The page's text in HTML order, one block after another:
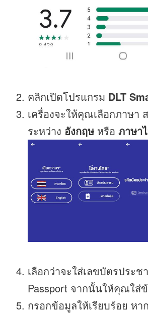
คลิกเปิดโปรแกรม DLT
เครื่องจะให้คุณเลือกภาษา
ระหว่าง อังกฤษ หรือ ภาษา
เลือกว่าจะใส่เลขบัตรประ
Passport จากนั้นให้คุณใส่
กรอกข้อมูลให้เรียบร้อย ห